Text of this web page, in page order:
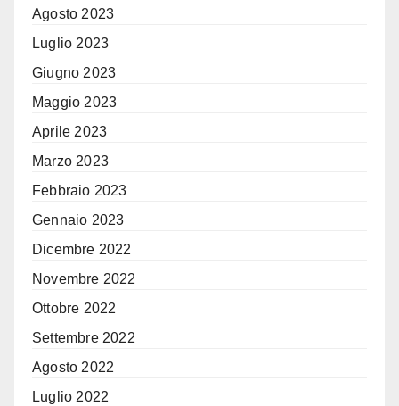
Agosto 2023
Luglio 2023
Giugno 2023
Maggio 2023
Aprile 2023
Marzo 2023
Febbraio 2023
Gennaio 2023
Dicembre 2022
Novembre 2022
Ottobre 2022
Settembre 2022
Agosto 2022
Luglio 2022